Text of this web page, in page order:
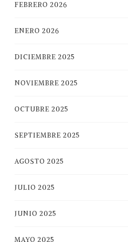
FEBRERO 2026
ENERO 2026
DICIEMBRE 2025
NOVIEMBRE 2025
OCTUBRE 2025
SEPTIEMBRE 2025
AGOSTO 2025
JULIO 2025
JUNIO 2025
MAYO 2025